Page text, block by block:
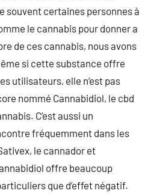
souvent certaines personnes à
le cannabis pour donner a
de ces cannabis, nous avons
si cette substance offre
utilisateurs, elle n’est pas
nommé Cannabidiol, le cbd
C’est aussi un
fréquemment dans les
le cannador et
offre beaucoup
que d’effet négatif.